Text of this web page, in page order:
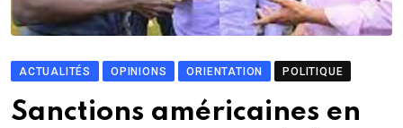
ACTUALITÉS OPINIONS ORIENTATION POLITIQUE
Sanctions américaines en